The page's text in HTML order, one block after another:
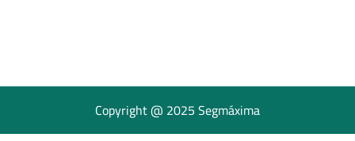
Copyright @ 2025 Segmáxima